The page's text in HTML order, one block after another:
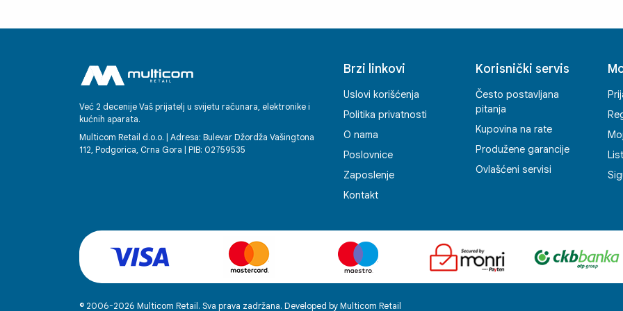
Već 2 decenije Vaš prijatelj u svijetu računara, elektronike i
kućnih aparata.
Multicom Retail d.o.o. | Adresa: Bulevar Džordža Vašingtona
112, Podgorica, Crna Gora | PIB: 02759535
Brzi linkovi
Uslovi korišćenja
Politika privatnosti
O nama
Poslovnice
Zaposlenje
Kontakt
Korisnički servis
Često postavljana
pitanja
Kupovina na rate
Produžene garancije
Ovlašćeni servisi
© 2006-2026 Multicom Retail. Sva prava zadržana. Developed by Multicom Retail